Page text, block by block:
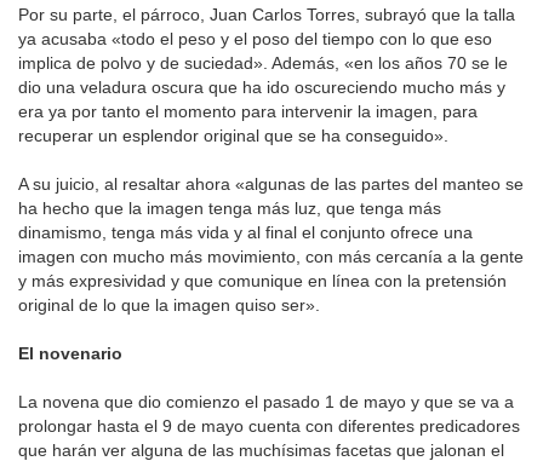
Por su parte, el párroco, Juan Carlos Torres, subrayó que la talla
ya acusaba «todo el peso y el poso del tiempo con lo que eso
implica de polvo y de suciedad». Además, «en los años 70 se le
dio una veladura oscura que ha ido oscureciendo mucho más y
era ya por tanto el momento para intervenir la imagen, para
recuperar un esplendor original que se ha conseguido».
A su juicio, al resaltar ahora «algunas de las partes del manteo se
ha hecho que la imagen tenga más luz, que tenga más
dinamismo, tenga más vida y al final el conjunto ofrece una
imagen con mucho más movimiento, con más cercanía a la gente
y más expresividad y que comunique en línea con la pretensión
original de lo que la imagen quiso ser».
El novenario
La novena que dio comienzo el pasado 1 de mayo y que se va a
prolongar hasta el 9 de mayo cuenta con diferentes predicadores
que harán ver alguna de las muchísimas facetas que jalonan el